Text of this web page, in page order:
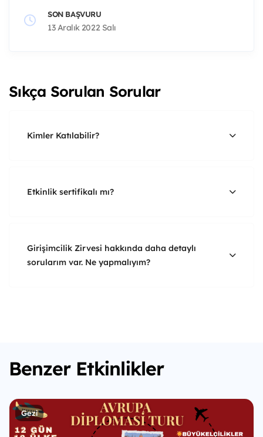
SON BAŞVURU
13 Aralık 2022 Salı
Sıkça Sorulan Sorular
Kimler Katılabilir?
Etkinlik sertifikalı mı?
Girişimcilik Zirvesi hakkında daha detaylı
sorularım var. Ne yapmalıyım?
Benzer Etkinlikler
Gezi